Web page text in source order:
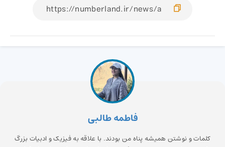
فاطمه طالبی
کلمات و نوشتن همیشه پناه من بودند. با علاقه به فیزیک و ادبیات بزرگ